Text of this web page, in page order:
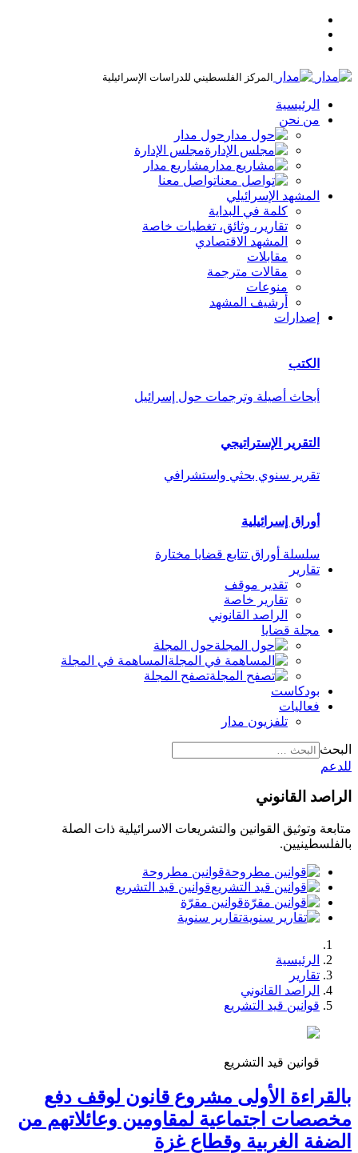
المركز الفلسطيني للدراسات الإسرائيلية
الرئيسية
من نحن
حول مدار
مجلس الإدارة
مشاريع مدار
تواصل معنا
المشهد الإسرائيلي
كلمة في البداية
تقارير، وثائق، تغطيات خاصة
المشهد الاقتصادي
مقابلات
مقالات مترجمة
منوعات
أرشيف المشهد
إصدارات
الكتب
أبحاث أصيلة وترجمات حول إسرائيل
التقرير الإستراتيجي
تقرير سنوي بحثي واستشرافي
أوراق إسرائيلية
سلسلة أوراق تتابع قضايا مختارة
تقارير
تقدير موقف
تقارير خاصة
الراصد القانوني
مجلة قضايا
حول المجلة
المساهمة في المجلة
تصفح المجلة
بودكاست
فعاليات
تلفزيون مدار
البحث
للدعم
الراصد القانوني
متابعة وتوثيق القوانين والتشريعات الاسرائيلية ذات الصلة
بالفلسطينيين.
قوانين مطروحة
قوانين قيد التشريع
قوانين مقرّة
تقارير سنوية
الرئيسية
تقارير
الراصد القانوني
قوانين قيد التشريع
قوانين قيد التشريع
بالقراءة الأولى مشروع قانون لوقف دفع
مخصصات اجتماعية لمقاومين وعائلاتهم من
الضفة الغربية وقطاع غزة